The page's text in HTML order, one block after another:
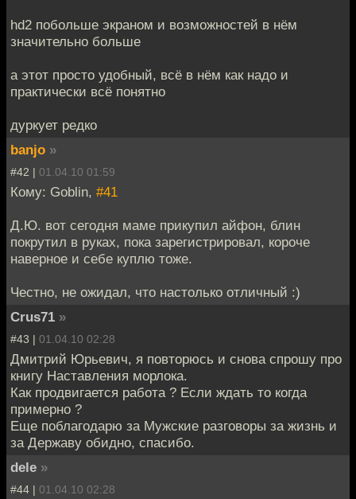
hd2 побольше экраном и возможностей в нём
значительно больше
а этот просто удобный, всё в нём как надо и
практически всё понятно
дуркует редко
banjo »
#42 | 01.04.10 01:59
Кому: Goblin, #41
Д.Ю. вот сегодня маме прикупил айфон, блин
покрутил в руках, пока зарегистрировал, короче
наверное и себе куплю тоже.
Честно, не ожидал, что настолько отличный :)
Crus71 »
#43 | 01.04.10 02:28
Дмитрий Юрьевич, я повторюсь и снова спрошу про
книгу Наставления морлока.
Как продвигается работа ? Если ждать то когда
примерно ?
Еще поблагодарю за Мужские разговоры за жизнь и
за Державу обидно, спасибо.
dele »
#44 | 01.04.10 02:28